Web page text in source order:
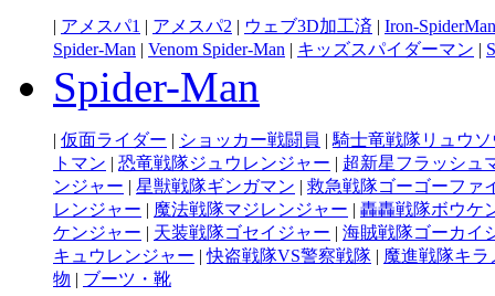
| アメスパ1 | アメスパ2 | ウェブ3D加工済 | Iron-SpiderMan
Spider-Man | Venom Spider-Man | キッズスパイダーマン |
Spider-Man
| 仮面ライダー | ショッカー戦闘員 | 騎士竜戦隊リュウ
トマン | 恐竜戦隊ジュウレンジャー | 超新星フラッシュ
ンジャー | 星獣戦隊ギンガマン | 救急戦隊ゴーゴーファ
レンジャー | 魔法戦隊マジレンジャー | 轟轟戦隊ボウケ
ケンジャー | 天装戦隊ゴセイジャー | 海賊戦隊ゴーカイ
キュウレンジャー |快盗戦隊VS警察戦隊 | 魔進戦隊キラ
物 | ブーツ・靴